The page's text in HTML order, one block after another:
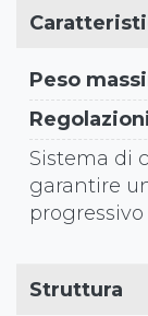
Peso
Sistema di
garantire
progressivo
Struttura